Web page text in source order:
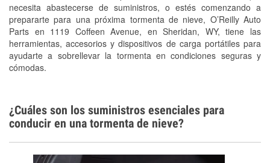
necesita abastecerse de suministros, o estés comenzando a
prepararte para una próxima tormenta de nieve, O’Reilly Auto
Parts en 1119 Coffeen Avenue, en Sheridan, WY, tiene las
herramientas, accesorios y dispositivos de carga portátiles para
ayudarte a sobrellevar la tormenta en condiciones seguras y
cómodas.
¿Cuáles son los suministros esenciales para
conducir en una tormenta de nieve?